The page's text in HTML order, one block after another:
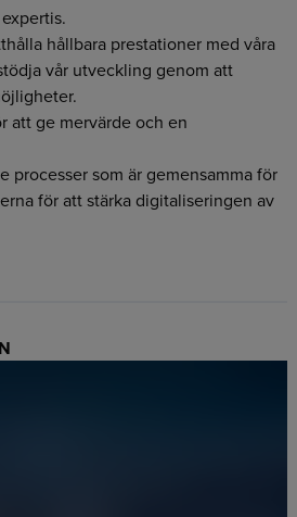
hållbara prestationer med våra
vår utveckling genom att
att ge mervärde och en
processer som är gemensamma för
för att stärka digitaliseringen av